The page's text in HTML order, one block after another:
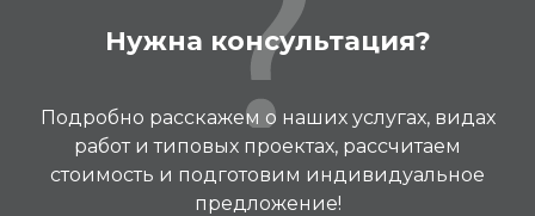
Нужна консультация?
Подробно расскажем о наших услугах, видах
работ и типовых проектах, рассчитаем
стоимость и подготовим индивидуальное
предложение!